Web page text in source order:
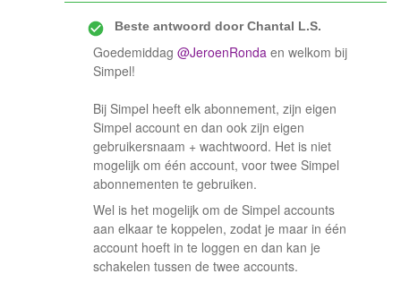
Beste antwoord doorChantal L.S.
Goedemiddag ​ @JeroenRonda en welkom bij
Simpel!
Bij Simpel heeft elk abonnement, zijn eigen
Simpel account en dan ook zijn eigen
gebruikersnaam + wachtwoord. Het is niet
mogelijk om één account, voor twee Simpel
abonnementen te gebruiken.
Wel is het mogelijk om de Simpel accounts
aan elkaar te koppelen, zodat je maar in één
account hoeft in te loggen en dan kan je
schakelen tussen de twee accounts.